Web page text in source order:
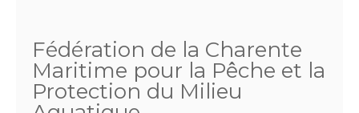
Fédération de la Charente
Maritime pour la Pêche et la
Protection du Milieu